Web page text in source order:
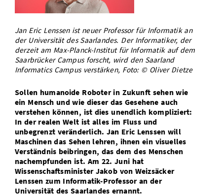
Vom Studium in den Beruf
Study Scheduler
Bibliothek
Open Science/Open Access
Start-ups
IT-Themenabend
Ranking
Zahlen & Fakten
Kontakt
SIC Merchandise
AnsprechpartnerInnen, Personen, Forschungsgruppen
Termine, Vorträge und Veranstaltungen
Jan Eric Lenssen ist neuer Professor für Informatik an
der Universität des Saarlandes. Der Informatiker, der
derzeit am Max-Planck-Institut für Informatik auf dem
Saarbrücker Campus forscht, wird den Saarland
Informatics Campus verstärken, Foto: © Oliver Dietze
Sollen humanoide Roboter in Zukunft sehen wie
ein Mensch und wie dieser das Gesehene auch
verstehen können, ist dies unendlich kompliziert:
In der realen Welt ist alles im Fluss und
unbegrenzt veränderlich. Jan Eric Lenssen will
Maschinen das Sehen lehren, ihnen ein visuelles
Verständnis beibringen, das dem des Menschen
nachempfunden ist. Am 22. Juni hat
Wissenschaftsminister Jakob von Weizsäcker
Lenssen zum Informatik-Professor an der
Universität des Saarlandes ernannt.